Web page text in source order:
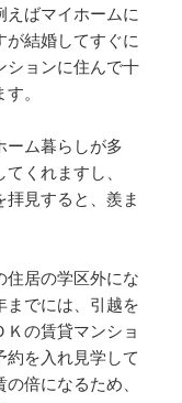
えばマイホームに
結婚してすぐに
ションに住んで十
。
ーム暮らしが多
くれますし、
見すると、羨ま
住居の学区外にな
までには、引越を
の賃貸マンショ
約を入れ見学して
倍になるため、